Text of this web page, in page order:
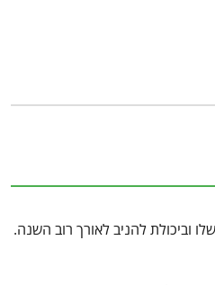
וביכולת להניב לאורך רוב השנה.